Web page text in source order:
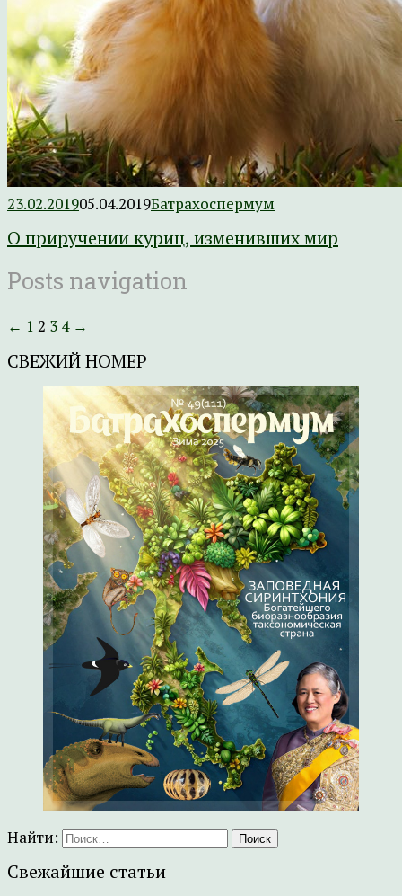
23.02.201905.04.2019Батрахоспермум
О приручении куриц, изменивших мир
Posts navigation
← 1 2 3 4 →
СВЕЖИЙ НОМЕР
Найти:
Свежайшие статьи